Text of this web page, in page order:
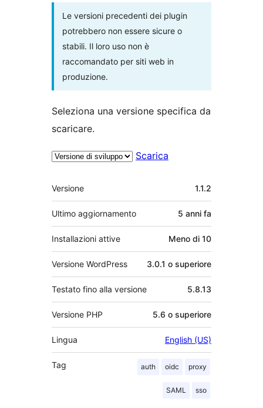
Le versioni precedenti dei plugin
potrebbero non essere sicure o
stabili. Il loro uso non è
raccomandato per siti web in
produzione.
Seleziona una versione specifica da
scaricare.
Scarica
Meta
Versione 1.1.2
Ultimo aggiornamento 5 anni fa
Installazioni attive Meno di 10
Versione WordPress 3.0.1 o superiore
Testato fino alla versione 5.8.13
Versione PHP 5.6 o superiore
Lingua English (US)
Tag auth oidc proxy
SAML sso